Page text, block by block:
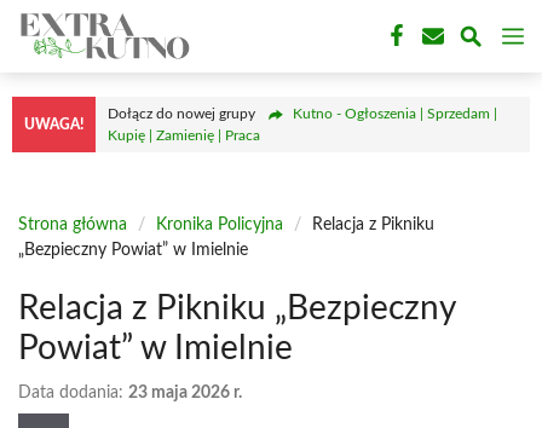
Przejdź
treści
UWAGA!
Dołącz do nowej grupy
Kutno - Ogłoszenia | Sprzedam |
Kupię | Zamienię | Praca
Strona główna / Kronika Policyjna /
Relacja z Pikniku
„Bezpieczny Powiat” w Imielnie
Relacja z Pikniku „Bezpieczny
Powiat” w Imielnie
Data dodania: 23 maja 2026 r.